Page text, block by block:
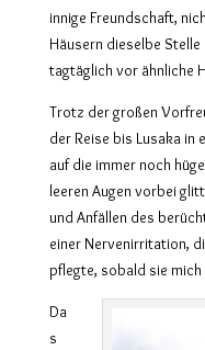
innige Freundschaft,
Häusern dieselbe
tagtäglich vor ähnliche
Trotz der großen
der Reise bis Lusaka
auf die immer noch
leeren Augen vorbei
und Anfällen des
einer Nervenirritation,
pflegte, sobald sie
Da
s